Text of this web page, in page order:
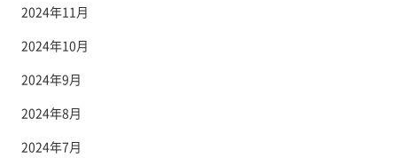
2024年11月
2024年10月
2024年9月
2024年8月
2024年7月